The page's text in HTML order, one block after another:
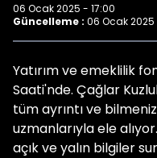
06 Ocak 2025 - 17:00
Güncelleme : 06 Ocak 2025
Yatırım ve emeklilik
Saati'nde. Çağlar
tüm ayrıntı ve
uzmanlarıyla ele
açık ve yalın bilgiler